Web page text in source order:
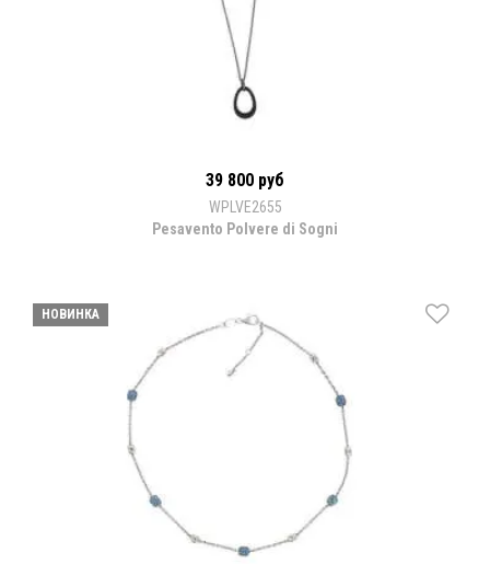
39 800 руб
WPLVE2655
Pesavento Polvere di Sogni
НОВИНКА